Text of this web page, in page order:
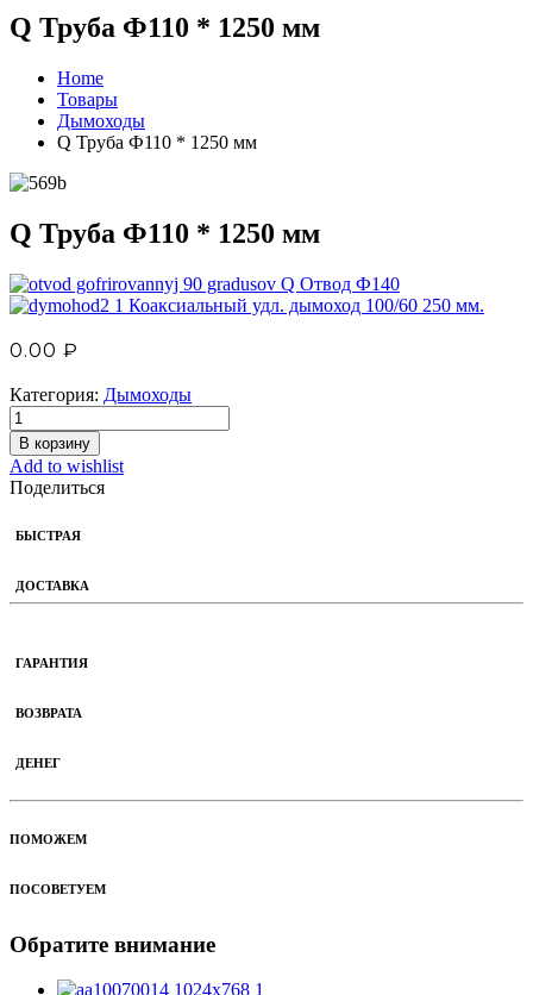
Q Труба Ф110 * 1250 мм
Home
Товары
Дымоходы
Q Труба Ф110 * 1250 мм
Q Труба Ф110 * 1250 мм
Q Отвод Ф140
Коаксиальный удл. дымоход 100/60 250 мм.
0.00 ₽
Категория: Дымоходы
В корзину
Add to wishlist
Поделиться
БЫСТРАЯ
ДОСТАВКА
ГАРАНТИЯ
ВОЗВРАТА
ДЕНЕГ
ПОМОЖЕМ
ПОСОВЕТУЕМ
Обратите внимание